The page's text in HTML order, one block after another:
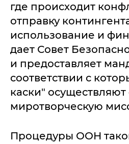
где происходит
отправку
использование и
дает Совет
и предоставляет
соответствии с
каски"
миротворческую
Процедуры ООН